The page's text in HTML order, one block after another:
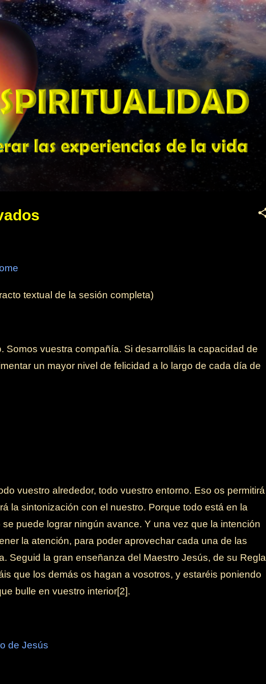
contenido principal
textual de la sesión completa)
Somos vuestra compañía. Si desarrolláis la capacidad de
un mayor nivel de felicidad a lo largo de cada día de
vuestro alrededor, todo vuestro entorno. Eso os permitirá
la sintonización con el nuestro. Porque todo está en la
puede lograr ningún avance. Y una vez que la intención
la atención, para poder aprovechar cada una de las
Seguid la gran enseñanza del Maestro Jesús, de su Regla
que los demás os hagan a vosotros, y estaréis poniendo
bulle en vuestro interior[2].
de Jesús